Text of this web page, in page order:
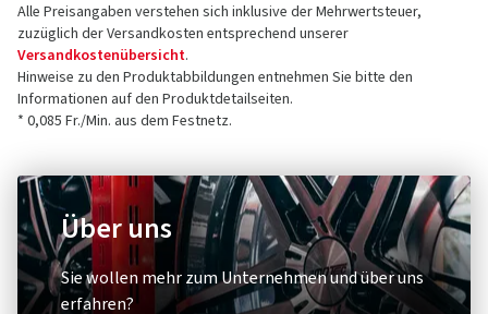
Alle Preisangaben verstehen sich inklusive der Mehrwertsteuer,
zuzüglich der Versandkosten entsprechend unserer
Versandkostenübersicht.
Hinweise zu den Produktabbildungen entnehmen Sie bitte den
Informationen auf den Produktdetailseiten.
* 0,085 Fr./Min. aus dem Festnetz.
Über uns
Sie wollen mehr zum Unternehmen und über uns
erfahren?